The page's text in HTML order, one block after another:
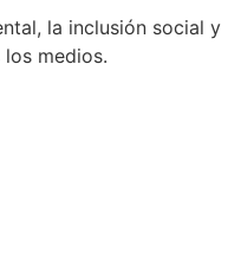
la inclusión social y
medios.